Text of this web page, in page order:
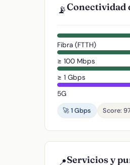
📡Conectividad
Fibra (FTTH)
≥ 100 Mbps
≥ 1 Gbps
5G
🚀 1 Gbps
Score:
Servicios y